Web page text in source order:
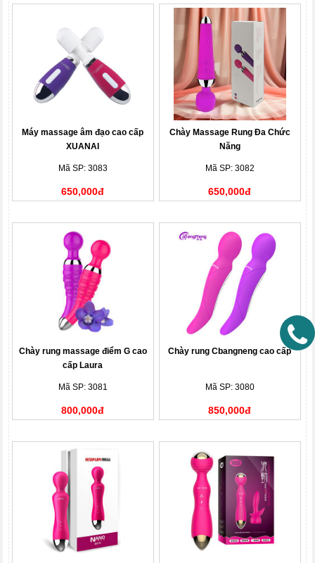
Máy massage âm đạo cao cấp
XUANAI
Mã SP: 3083
650,000đ
Chày Massage Rung Đa Chức
Năng
Mã SP: 3082
650,000đ
Chày rung massage điểm G cao
cấp Laura
Mã SP: 3081
800,000đ
Chày rung Cbangneng cao cấp
Mã SP: 3080
850,000đ